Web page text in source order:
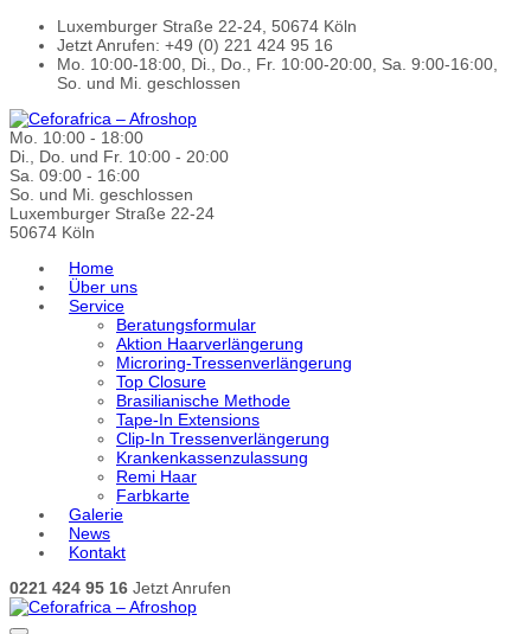
Luxemburger Straße 22-24, 50674 Köln
Jetzt Anrufen: +49 (0) 221 424 95 16
Mo. 10:00-18:00, Di., Do., Fr. 10:00-20:00, Sa. 9:00-16:00,
So. und Mi. geschlossen
Mo. 10:00 - 18:00
Di., Do. und Fr. 10:00 - 20:00
Sa. 09:00 - 16:00
So. und Mi. geschlossen
Luxemburger Straße 22-24
50674 Köln
Home
Über uns
Service
Beratungsformular
Aktion Haarverlängerung
Microring-Tressenverlängerung
Top Closure
Brasilianische Methode
Tape-In Extensions
Clip-In Tressenverlängerung
Krankenkassenzulassung
Remi Haar
Farbkarte
Galerie
News
Kontakt
0221 424 95 16 Jetzt Anrufen